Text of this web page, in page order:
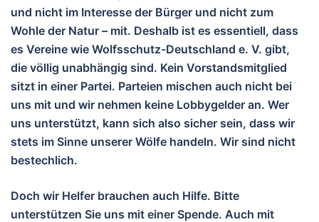
und nicht im Interesse der Bürger und nicht zum
Wohle der Natur – mit. Deshalb ist es essentiell, dass
es Vereine wie Wolfsschutz-Deutschland e. V. gibt,
die völlig unabhängig sind. Kein Vorstandsmitglied
sitzt in einer Partei. Parteien mischen auch nicht bei
uns mit und wir nehmen keine Lobbygelder an. Wer
uns unterstützt, kann sich also sicher sein, dass wir
stets im Sinne unserer Wölfe handeln. Wir sind nicht
bestechlich.
Doch wir Helfer brauchen auch Hilfe. Bitte
unterstützen Sie uns mit einer Spende. Auch mit